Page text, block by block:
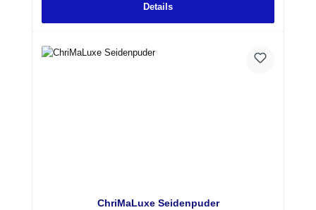
Details
ChriMaLuxe Seidenpuder